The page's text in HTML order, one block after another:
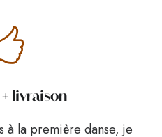
livraison
à la première danse, je